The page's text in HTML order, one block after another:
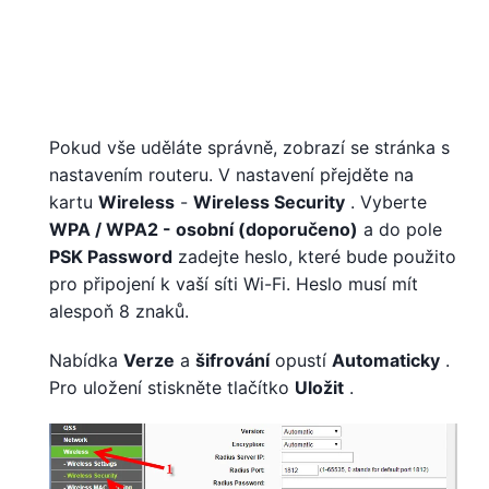
Pokud vše uděláte správně, zobrazí se stránka s
nastavením routeru. V nastavení přejděte na
kartu Wireless - Wireless Security . Vyberte
WPA / WPA2 - osobní (doporučeno) a do pole
PSK Password zadejte heslo, které bude použito
pro připojení k vaší síti Wi-Fi. Heslo musí mít
alespoň 8 znaků.
Nabídka Verze a šifrováníopustí Automaticky .
Pro uložení stiskněte tlačítko Uložit .